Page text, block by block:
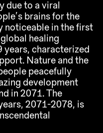
due to a viral
brains for the
noticeable in the first
healing
characterized
Nature and the
peacefully
development
in 2071. The
2071-2078, is